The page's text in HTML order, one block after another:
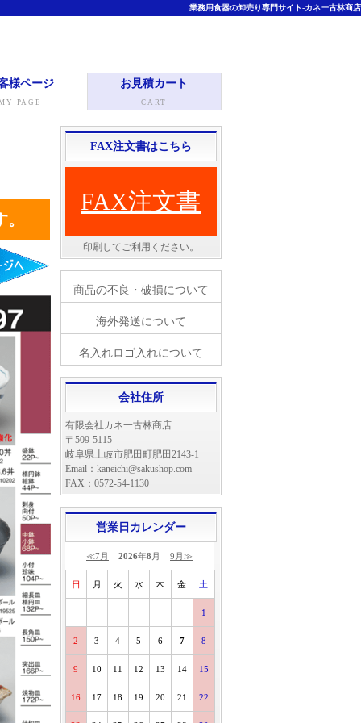
業務用食器の卸売り専門サイト-カネ一古林商店
様ページ
PAGE
お見積カート
CART
FAX注文書はこちら
FAX注文書
印刷してご利用ください。
商品の不良・破損について
海外発送について
名入れロゴ入れについて
会社住所
有限会社カネ一古林商店
〒509-5115
岐阜県土岐市肥田町肥田2143-1
Email：kaneichi@sakushop.com
FAX：0572-54-1130
営業日カレンダー
≪7月 2026年8 月 9月≫
日 月 火 水 木 金 土
1
2 3 4 5 6 7 8
9 10 11 12 13 14 15
16 17 18 19 20 21 22